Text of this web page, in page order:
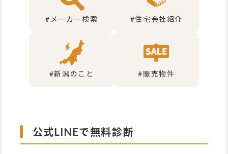
公式LINEで無料診断
#メーカー検索 #住宅会社紹介
#新潟のこと #販売物件